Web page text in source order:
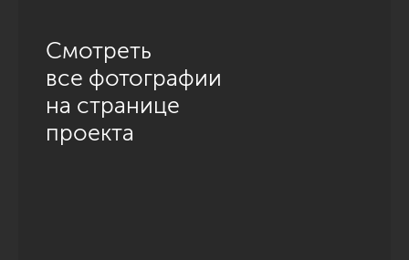
Смотреть
все фотографии
на странице
проекта